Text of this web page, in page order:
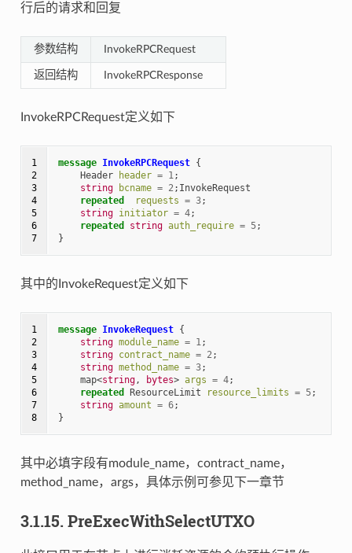
行后的请求和回复
参数结构 InvokeRPCRequest
返回结构 InvokeRPCResponse
InvokeRPCRequest定义如下
1
2
3
4
5
6
7
message InvokeRPCRequest {
Header
header = 1;
string
bcname = 2; InvokeRequest
repeated
requests = 3;
string initiator = 4;
repeated
string auth_require = 5;
}
其中的InvokeRequest定义如下
1
2
3
4
5
6
7
8
message InvokeRequest {
string module_name = 1;
string contract_name = 2;
string method_name = 3;
map<string, bytes> args = 4;
repeated
ResourceLimit resource_limits = 5;
string amount = 6;
}
其中必填字段有module_name，contract_name，
method_name，args，具体示例可参见下一章节
3.1.15. PreExecWithSelectUTXO